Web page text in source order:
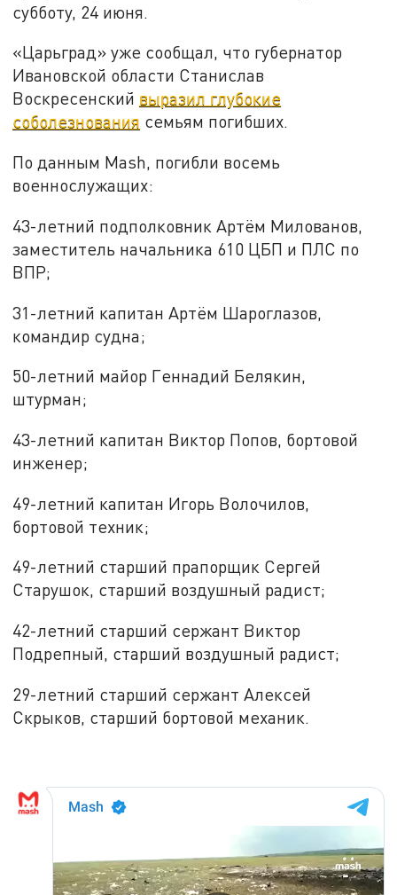
субботу, 24 июня.
«Царьград» уже сообщал, что губернатор
Ивановской области Станислав
Воскресенский выразил глубокие
соболезнования семьям погибших.
По данным Mash, погибли восемь
военнослужащих:
43-летний подполковник Артём Милованов,
заместитель начальника 610 ЦБП и ПЛС по
ВПР;
31-летний капитан Артём Шароглазов,
командир судна;
50-летний майор Геннадий Белякин,
штурман;
43-летний капитан Виктор Попов, бортовой
инженер;
49-летний капитан Игорь Волочилов,
бортовой техник;
49-летний старший прапорщик Сергей
Старушок, старший воздушный радист;
42-летний старший сержант Виктор
Подрепный, старший воздушный радист;
29-летний старший сержант Алексей
Скрыков, старший бортовой механик.